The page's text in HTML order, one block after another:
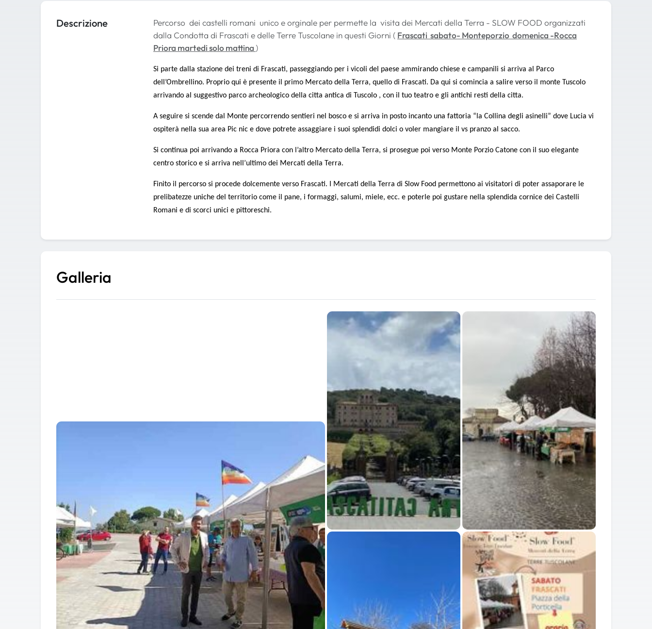
Descrizione
Percorso dei castelli romani unico e orginale per permette la visita dei Mercati della Terra - SLOW FOOD organizzati
dalla Condotta di Frascati e delle Terre Tuscolane in questi Giorni ( Frascati sabato- Monteporzio domenica -Rocca
Priora martedi solo mattina )
Si parte dalla stazione dei treni di Frascati, passeggiando per i vicoli del paese ammirando chiese e campanili si arriva al Parco
dell’Ombrellino. Proprio qui è presente il primo Mercato della Terra, quello di Frascati. Da qui si comincia a salire verso il monte Tuscolo
arrivando al suggestivo parco archeologico della citta antica di Tuscolo , con il tuo teatro e gli antichi resti della citta.
A seguire si scende dal Monte percorrendo sentieri nel bosco e si arriva in posto incanto una fattoria “la Collina degli asinelli” dove Lucia vi
ospiterà nella sua area Pic nic e dove potrete assaggiare i suoi splendidi dolci o voler mangiare il vs pranzo al sacco.
Si continua poi arrivando a Rocca Priora con l’altro Mercato della Terra, si prosegue poi verso Monte Porzio Catone con il suo elegante
centro storico e si arriva nell’ultimo dei Mercati della Terra.
Finito il percorso si procede dolcemente verso Frascati. I Mercati della Terra di Slow Food permettono ai visitatori di poter assaporare le
prelibatezze uniche del territorio come il pane, i formaggi, salumi, miele, ecc. e poterle poi gustare nella splendida cornice dei Castelli
Romani e di scorci unici e pittoreschi.
Galleria